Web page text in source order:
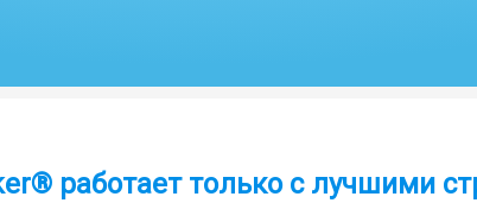
работает только с лучшими